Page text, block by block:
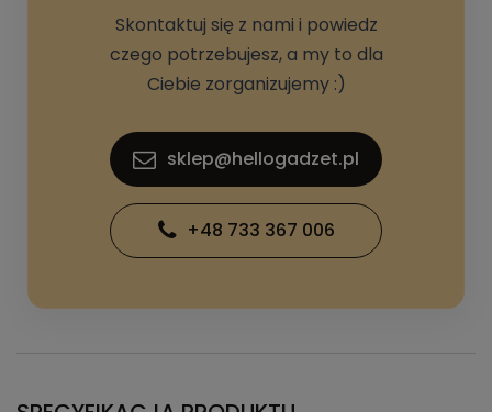
Skontaktuj się z nami i powiedz
czego potrzebujesz, a my to dla
Ciebie zorganizujemy :)
sklep@hellogadzet.pl
+48 733 367 006